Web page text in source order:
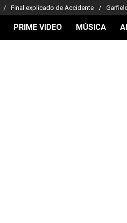
Final explicado de Accidente
PRIME VIDEO MÚSICA